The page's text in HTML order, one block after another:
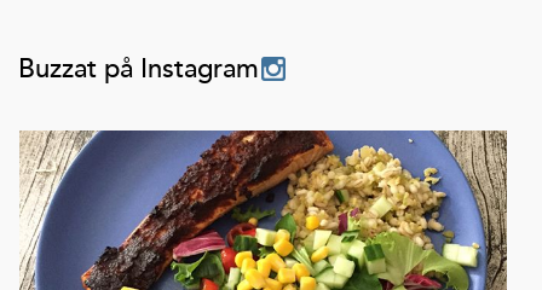
Buzzat på Instagram